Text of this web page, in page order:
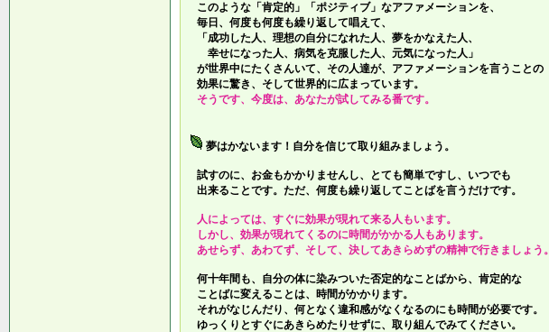
このような「肯定的」「ポジティブ」なアファメーションを、
毎日、何度も何度も繰り返して唱えて、
「成功した人、理想の自分になれた人、夢をかなえた人、
幸せになった人、病気を克服した人、元気になった人」
が世界中にたくさんいて、その人達が、アファメーションを言うことの
効果に驚き、そして世界的に広まっています。
そうです、今度は、あなたが試してみる番です。
夢はかないます！自分を信じて取り組みましょう。
試すのに、お金もかかりませんし、とても簡単ですし、いつでも
出来ることです。ただ、何度も繰り返してことばを言うだけです。
人によっては、すぐに効果が現れて来る人もいます。
しかし、効果が現れてくるのに時間がかかる人もあります。
あせらず、あわてず、そして、決してあきらめずの精神で行きましょう。
何十年間も、自分の体に染みついた否定的なことばから、肯定的な
ことばに変えることは、時間がかかります。
それがなじんだり、何となく違和感がなくなるのにも時間が必要です。
ゆっくりとすぐにあきらめたりせずに、取り組んでみてください。